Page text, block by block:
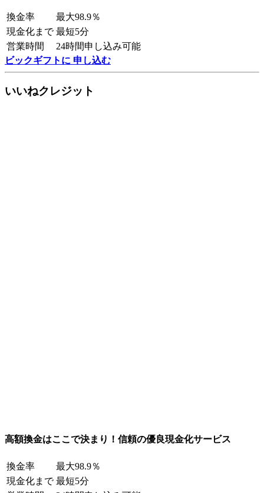
換金率
最大98.9％
現金化まで 最短5分
営業時間
24時間申し込み可能
ビックギフトに 申し込む
いいねクレジット
高額換金はここで決まり！信頼の優良現金化サービス
換金率
最大98.9％
現金化まで 最短5分